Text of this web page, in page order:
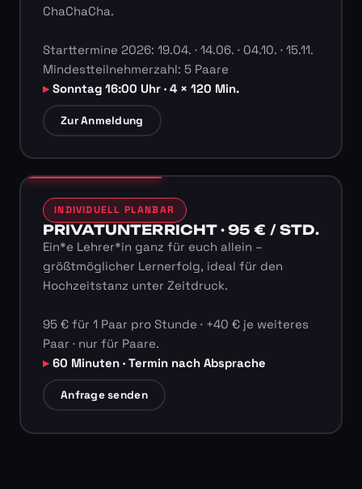
ChaChaCha.
Starttermine 2026: 19.04. · 14.06. · 04.10. · 15.11.
Mindestteilnehmerzahl: 5 Paare
Sonntag 16:00 Uhr · 4 × 120 Min.
Zur Anmeldung
INDIVIDUELL PLANBAR
PRIVATUNTERRICHT · 95 € / STD.
Ein*e Lehrer*in ganz für euch allein –
größtmöglicher Lernerfolg, ideal für den
Hochzeitstanz unter Zeitdruck.
95 € für 1 Paar pro Stunde · +40 € je weiteres
Paar · nur für Paare.
60 Minuten · Termin nach Absprache
Anfrage senden